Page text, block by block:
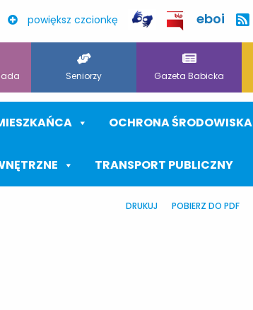
powiększ czcionkę eboi
Seniorzy Gazeta Babicka
OCHRONA ŚRODOWISKA
TRANSPORT PUBLICZNY
DRUKUJ POBIERZ DO PDF